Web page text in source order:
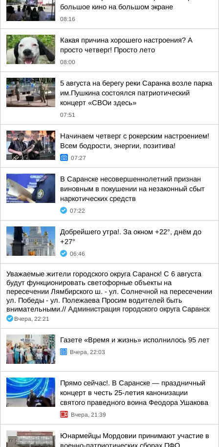
большое кино на большом экране
08:16
Какая причина хорошего настроения? А
просто четверг! Просто лето
08:00
5 августа на берегу реки Саранка возле парка
им.Пушкина состоялся патриотический
концерт «СВОи здесь»
07:51
Начинаем четверг с рокерским настроением!
Всем бодрости, энергии, позитива!
07:27
В Саранске несовершеннолетний признан
виновным в покушении на незаконный сбыт
наркотических средств
07:22
Добрейшего утра!. За окном +22°, днём до
+27°
06:46
Уважаемые жители городского округа Саранск! С 6 августа
будут функционировать светофорные объекты на
пересечении Лямбирского ш. - ул. Солнечной на пересечении
ул. Победы - ул. Полежаева Просим водителей быть
внимательными.// Администрация городского округа Саранск
Вчера, 22:21
Газете «Время и жизнь» исполнилось 95 лет
Вчера, 22:03
Прямо сейчас!. В Саранске — праздничный
концерт в честь 25-летия канонизации
святого праведного воина Феодора Ушакова
Вчера, 21:39
Юнармейцы Мордовии принимают участие в